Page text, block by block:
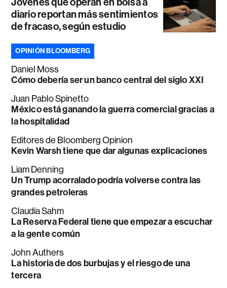
diario reportan más sentimientos
de fracaso, según estudio
OPINIÓN BLOOMBERG
Daniel Moss
Cómo debería ser un banco central del siglo XXI
Juan Pablo Spinetto
México está ganando la guerra comercial gracias a
la hospitalidad
Editores de Bloomberg Opinion
Kevin Warsh tiene que dar algunas explicaciones
Liam Denning
Un Trump acorralado podría volverse contra las
grandes petroleras
Claudia Sahm
La Reserva Federal tiene que empezar a escuchar
a la gente común
John Authers
La historia de dos burbujas y el riesgo de una
tercera